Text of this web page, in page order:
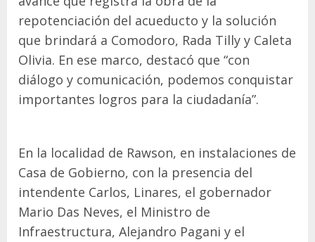
repotenciación del acueducto y la solución
que brindará a Comodoro, Rada Tilly y Caleta
Olivia. En ese marco, destacó que “con
diálogo y comunicación, podemos conquistar
importantes logros para la ciudadanía”.
En la localidad de Rawson, en instalaciones de
Casa de Gobierno, con la presencia del
intendente Carlos, Linares, el gobernador
Mario Das Neves, el Ministro de
Infraestructura, Alejandro Pagani y el